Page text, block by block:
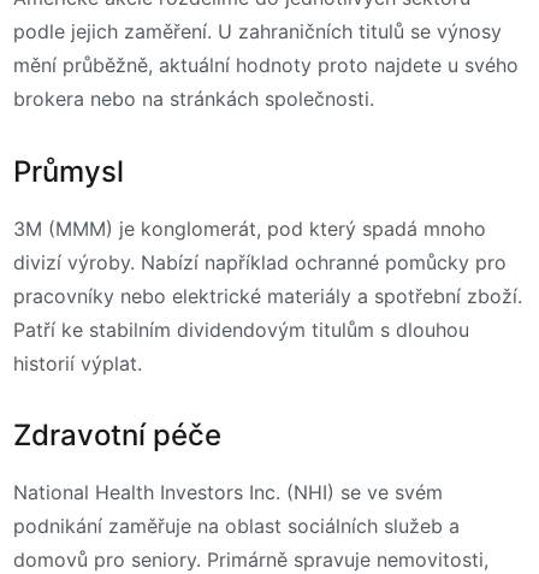
podle jejich zaměření. U zahraničních titulů se výnosy
mění průběžně, aktuální hodnoty proto najdete u svého
brokera nebo na stránkách společnosti.
Průmysl
3M (MMM) je konglomerát, pod který spadá mnoho
divizí výroby. Nabízí například ochranné pomůcky pro
pracovníky nebo elektrické materiály a spotřební zboží.
Patří ke stabilním dividendovým titulům s dlouhou
historií výplat.
Zdravotní péče
National Health Investors Inc. (NHI) se ve svém
podnikání zaměřuje na oblast sociálních služeb a
domovů pro seniory. Primárně spravuje nemovitosti,